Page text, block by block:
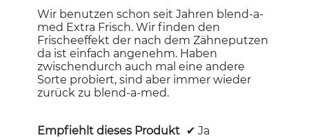
Sternen.
Wir benutzen schon seit Jahren blend-a-
med Extra Frisch. Wir finden den
Frischeeffekt der nach dem Zähneputzen
da ist einfach angenehm. Haben
zwischendurch auch mal eine andere
Sorte probiert, sind aber immer wieder
zurück zu blend-a-med.
Empfiehlt dieses Produkt ✔ Ja